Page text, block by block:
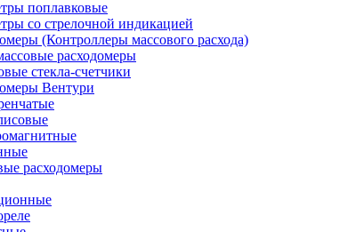
поплавковые
со стрелочной индикацией
(Контроллеры массового расхода)
расходомеры
стекла-счетчики
Вентури
расходомеры